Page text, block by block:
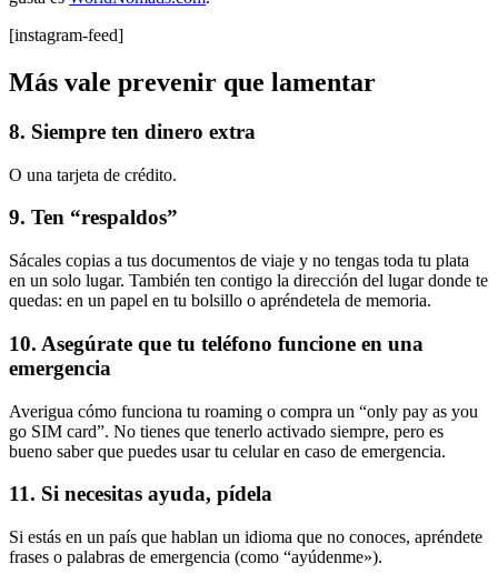
[instagram-feed]
Más vale prevenir que lamentar
8. Siempre ten dinero extra
O una tarjeta de crédito.
9. Ten “respaldos”
Sácales copias a tus documentos de viaje y no tengas toda tu plata
en un solo lugar. También ten contigo la dirección del lugar donde te
quedas: en un papel en tu bolsillo o apréndetela de memoria.
10. Asegúrate que tu teléfono funcione en una
emergencia
Averigua cómo funciona tu roaming o compra un “only pay as you
go SIM card”. No tienes que tenerlo activado siempre, pero es
bueno saber que puedes usar tu celular en caso de emergencia.
11. Si necesitas ayuda, pídela
Si estás en un país que hablan un idioma que no conoces, apréndete
frases o palabras de emergencia (como “ayúdenme»).